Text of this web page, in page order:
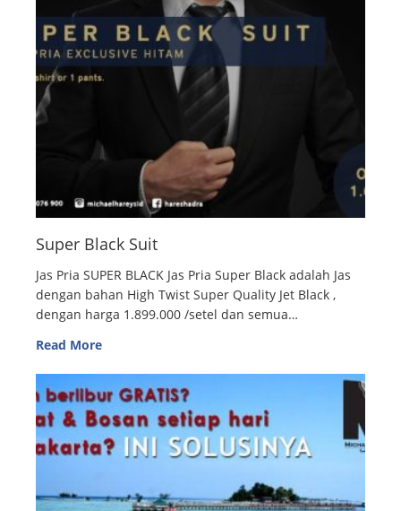
Super Black Suit
Jas Pria SUPER BLACK Jas Pria Super Black adalah Jas
dengan bahan High Twist Super Quality Jet Black ,
dengan harga 1.899.000 /setel dan semua…
Read More